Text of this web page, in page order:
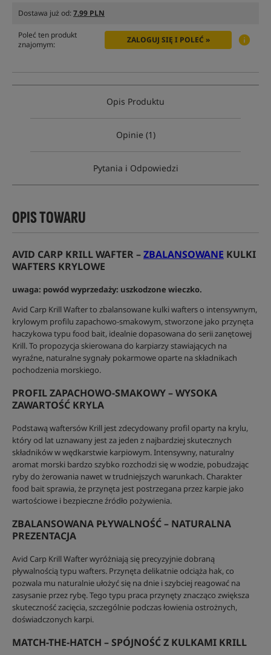
Dostawa już od:7.99 PLN
Poleć ten produkt
znajomym:
ZALOGUJ SIĘ I POLEĆ »
Opis Produktu
Opinie (1)
Pytania i Odpowiedzi
OPIS TOWARU
AVID CARP KRILL WAFTER –ZBALANSOWANE KULKI
WAFTERS KRYLOWE
uwaga: powód wyprzedaży: uszkodzone wieczko.
Avid Carp Krill Wafter to zbalansowane kulki wafters o intensywnym,
krylowym profilu zapachowo-smakowym, stworzone jako przynęta
haczykowa typu food bait, idealnie dopasowana do serii zanętowej
Krill. To propozycja skierowana do karpiarzy stawiających na
wyraźne, naturalne sygnały pokarmowe oparte na składnikach
pochodzenia morskiego.
PROFIL ZAPACHOWO-SMAKOWY – WYSOKA
ZAWARTOŚĆ KRYLA
Podstawą waftersów Krill jest zdecydowany profil oparty na krylu,
który od lat uznawany jest za jeden z najbardziej skutecznych
składników w wędkarstwie karpiowym. Intensywny, naturalny
aromat morski bardzo szybko rozchodzi się w wodzie, pobudzając
ryby do żerowania nawet w trudniejszych warunkach. Charakter
food bait sprawia, że przynęta jest postrzegana przez karpie jako
wartościowe i bezpieczne źródło pożywienia.
ZBALANSOWANA PŁYWALNOŚĆ – NATURALNA
PREZENTACJA
Avid Carp Krill Wafter wyróżniają się precyzyjnie dobraną
pływalnością typu wafters. Przynęta delikatnie odciąża hak, co
pozwala mu naturalnie ułożyć się na dnie i szybciej reagować na
zasysanie przez rybę. Tego typu praca przynęty znacząco zwiększa
skuteczność zacięcia, szczególnie podczas łowienia ostrożnych,
doświadczonych karpi.
MATCH-THE-HATCH – SPÓJNOŚĆ Z KULKAMI KRILL